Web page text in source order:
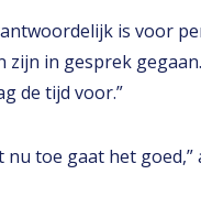
is voor
zijn in gesprek
de tijd voor.”
toe gaat het